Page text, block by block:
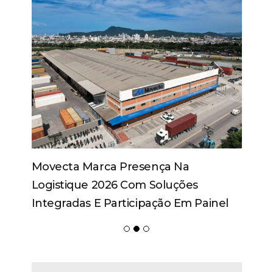
Movecta Marca Presença Na
Logistique 2026 Com Soluções
Integradas E Participação Em Painel